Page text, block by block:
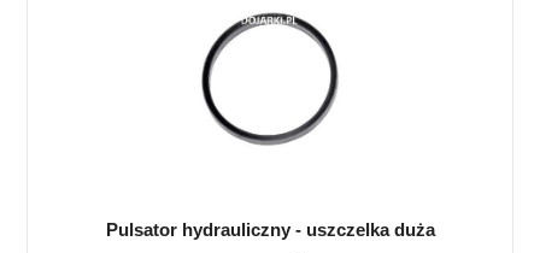
Pulsator hydrauliczny - uszczelka duża